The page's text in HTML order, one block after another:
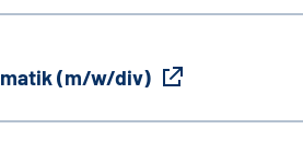
(m/w/div)